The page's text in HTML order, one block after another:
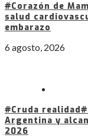
#Corazón de
salud
embarazo
6 agosto, 2026
#Cruda
Argentina y
2026